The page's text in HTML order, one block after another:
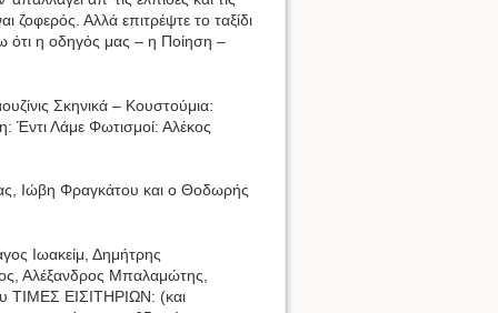
ζοφερός. Αλλά επιτρέψτε το ταξίδι
ότι η οδηγός μας – η Ποίηση –
Σκηνικά – Κουστούμια:
Έντι Λάμε Φωτισμοί: Αλέκος
Ιώβη Φραγκάτου και ο Θοδωρής
Ιωακείμ, Δημήτρης
Αλέξανδρος Μπαλαμώτης,
ΤΙΜΕΣ ΕΙΣΙΤΗΡΙΩΝ: (και